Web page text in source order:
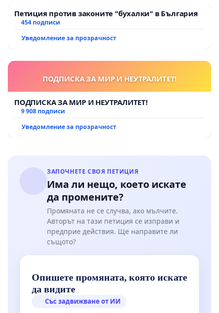
Петиция против законите "бухалки" в България
454 подписи
Уведомление за прозрачност
ПОДПИСКА ЗА МИР И НЕУТРАЛИТЕТ!
ПОДПИСКА ЗА МИР И НЕУТРАЛИТЕТ!
9 908 подписи
Уведомление за прозрачност
ЗАПОЧНЕТЕ СВОЯ ПЕТИЦИЯ
Има ли нещо, което искате
да промените?
Промяната не се случва, ако мълчите.
Авторът на тази петиция се изправи и
предприе действия. Ще направите ли
същото?
Опишете промяната, която искате
да видите
Със задвижване от ИИ